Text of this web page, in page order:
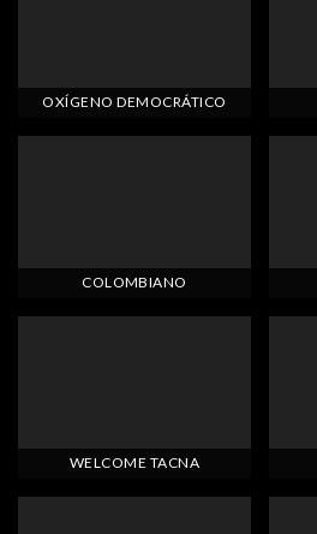
OXÍGENO DEMOCRÁTICO
COLOMBIANO
WELCOME TACNA